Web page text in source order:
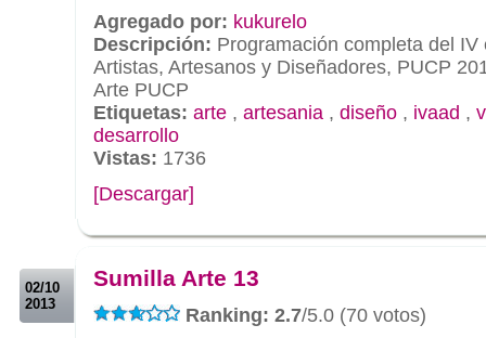
Agregado por: kukurelo
Descripción: Programación completa del IV
Artistas, Artesanos y Diseñadores, PUCP
Arte PUCP
Etiquetas: arte , artesania , diseño , ivaad ,
desarrollo
Vistas: 1736
[Descargar]
02/10
2013
Sumilla Arte 13
Ranking: 2.7/5.0 (70 votos)